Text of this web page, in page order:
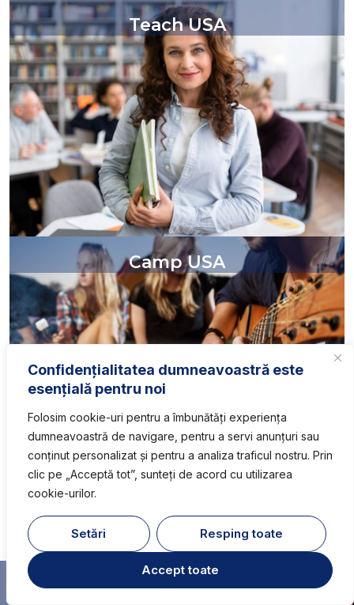
Confidențialitatea dumneavoastră este
esențială pentru noi
Folosim cookie-uri pentru a îmbunătăți experiența
dumneavoastră de navigare, pentru a servi anunțuri sau
conținut personalizat și pentru a analiza traficul nostru. Prin
clic pe „Acceptă tot”, sunteți de acord cu utilizarea
cookie-urilor.
Setări Resping toate
Accept toate
Teach USA
Camp USA
Descoperă celelalte servicii
Cu ce te putem ajuta?
Open